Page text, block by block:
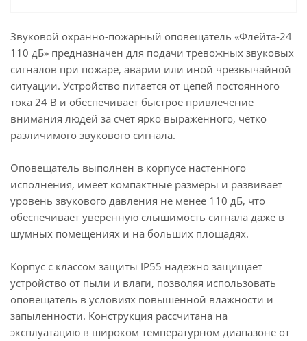
Звуковой охранно-пожарный оповещатель «Флейта-24
110 дБ» предназначен для подачи тревожных звуковых
сигналов при пожаре, аварии или иной чрезвычайной
ситуации. Устройство питается от цепей постоянного
тока 24 В и обеспечивает быстрое привлечение
внимания людей за счет ярко выраженного, четко
различимого звукового сигнала.
Оповещатель выполнен в корпусе настенного
исполнения, имеет компактные размеры и развивает
уровень звукового давления не менее 110 дБ, что
обеспечивает уверенную слышимость сигнала даже в
шумных помещениях и на больших площадях.
Корпус с классом защиты IP55 надёжно защищает
устройство от пыли и влаги, позволяя использовать
оповещатель в условиях повышенной влажности и
запыленности. Конструкция рассчитана на
эксплуатацию в широком температурном диапазоне от